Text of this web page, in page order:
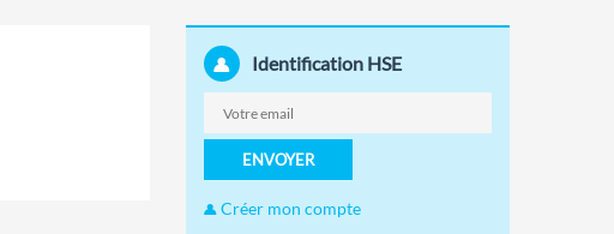
Identification HSE
ENVOYER
Créer mon compte